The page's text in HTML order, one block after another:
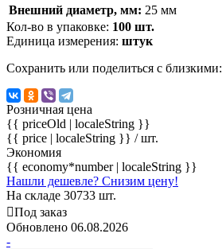
Внешний диаметр, мм: 25 мм
Кол-во в упаковке: 100 шт.
Единица измерения: штук
Сохранить или поделиться с близкими:
Розничная цена
{{ priceOld | localeString }}
{{ price | localeString }} / шт.
Экономия
{{ economy*number | localeString }}
Нашли дешевле? Снизим цену!
На складе 30733 шт.
Под заказ
Обновлено 06.08.2026
-